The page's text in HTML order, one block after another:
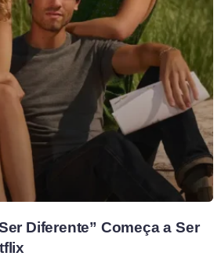
Diferente” Começa a Ser